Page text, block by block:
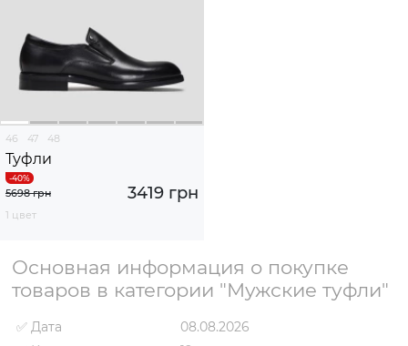
46 47 48
Туфли
3419 грн
5698 грн
1 цвет
Основная информация о покупке
товаров в категории "Мужские туфли"
✅ Дата
08.08.2026